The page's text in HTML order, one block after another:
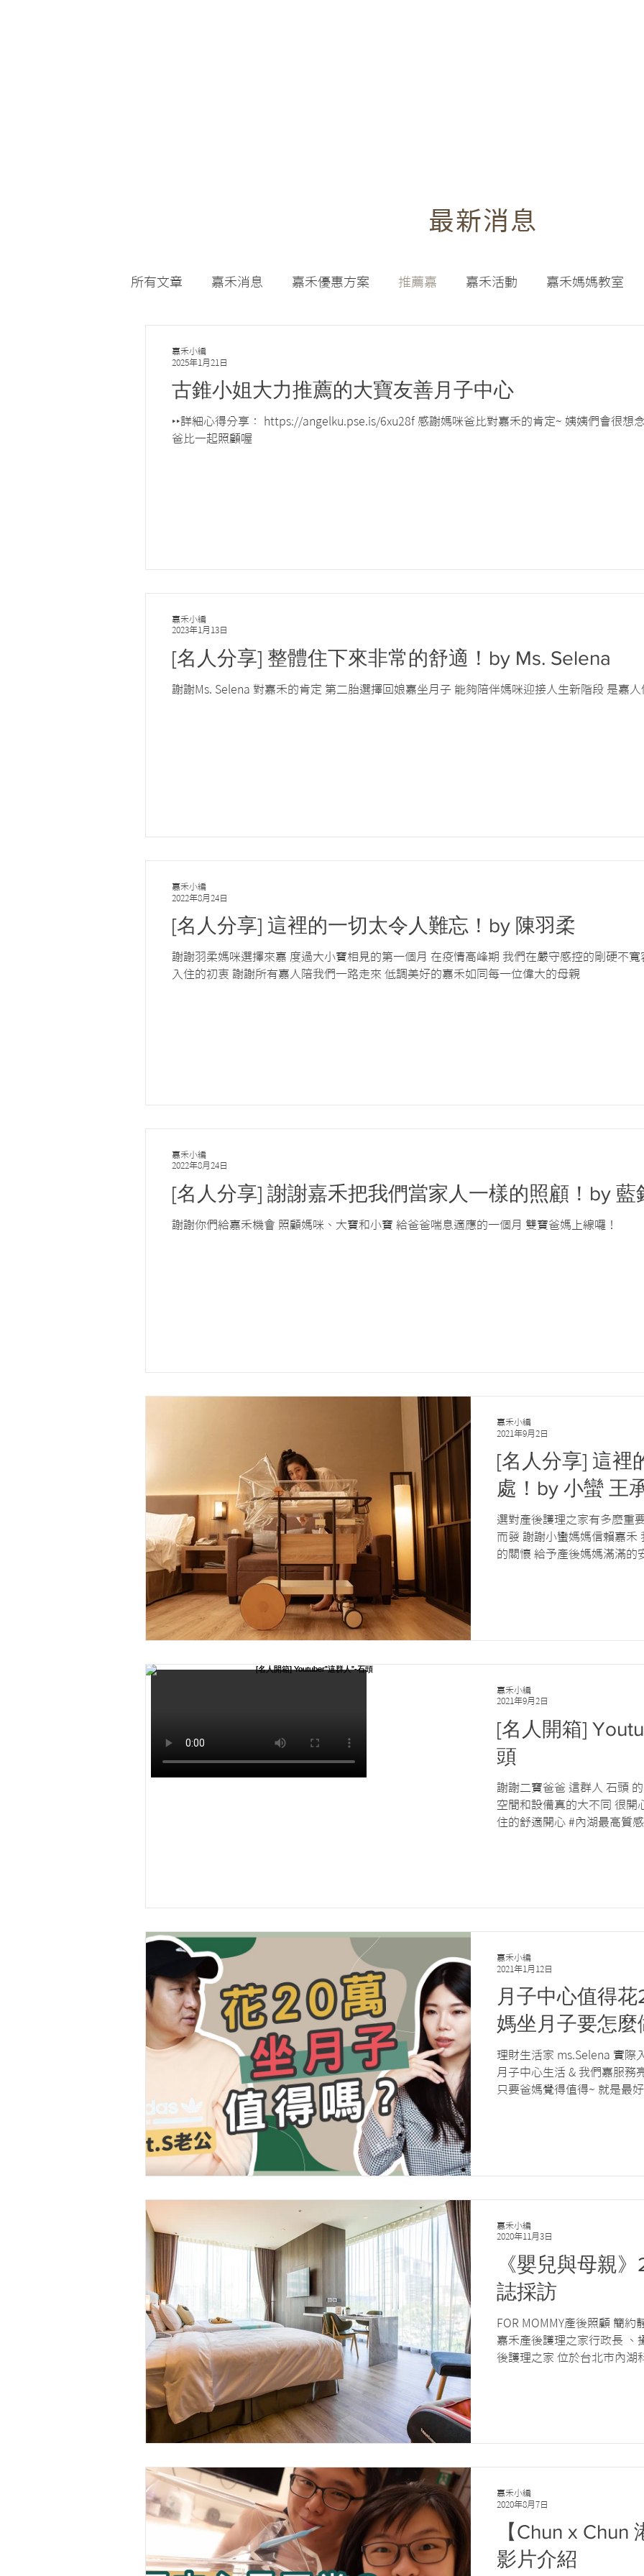
​最新消息
所有文章 嘉禾消息 嘉禾優惠方案 推薦嘉 嘉禾活動 嘉禾媽媽教室
古錐小姐大力推薦的大寶友善月子中心
‣‣詳細心得分享： https://angelku.pse.is/6xu28f 感謝媽咪爸比對嘉禾的肯定~ 姨姨們會很想
爸比一起照顧喔
嘉禾小編
2025年1月21日
[名人分享] 整體住下來非常的舒適！by Ms. Selena
謝謝Ms. Selena 對嘉禾的肯定 第二胎選擇回娘嘉坐月子 能夠陪伴媽咪迎接人生新階段 是嘉
嘉禾小編
2023年1月13日
[名人分享] 這裡的一切太令人難忘！by 陳羽柔
謝謝羽柔媽咪選擇來嘉 度過大小寶相見的第一個月 在疫情高峰期 我們在嚴守感控的剛硬不
入住的初衷 謝謝所有嘉人陪我們一路走來 低調美好的嘉禾如同每一位偉大的母親
嘉禾小編
2022年8月24日
[名人分享] 謝謝嘉禾把我們當家人一樣的照顧！by 藍
謝謝你們給嘉禾機會 照顧媽咪、大寶和小寶 給爸爸喘息適應的一個月 雙寶爸媽上線囉！
嘉禾小編
2022年8月24日
[名人分享] 這裡
處！by 小蠻 王
選對產後護理之家有多麽重
而發 謝謝小蠻媽媽信賴嘉禾
的關懷 給予產後媽媽滿滿的
嘉禾小編
2021年9月2日
[名人開箱]
頭
謝謝二寶爸爸 這群人 石頭
空間和設備真的大不同 很開
住的舒適開心 #內湖最高質
嘉禾小編
2021年9月2日
月子中心值得
媽坐月子要怎麼
理財生活家 ms.Selena 實際
月子中心生活 & 我們嘉服務
只要爸媽覺得值得~ 就是最
嘉禾小編
2021年1月12日
《嬰兒與母親
誌採訪
FOR MOMMY產後照顧 簡約靜謐 高品味的月子之旅
嘉禾產後護理之家行政長 、
後護理之家 位於台北市內湖
嘉禾小編
2020年11月3日
【Chun x
影片介紹
嘉禾小編
2020年8月7日